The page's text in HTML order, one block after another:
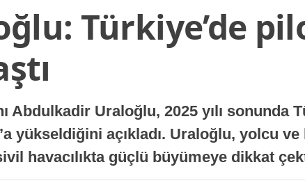
Türkiye’de
Abdulkadir Uraloğlu, 2025 yılı sonunda
yükseldiğini açıkladı. Uraloğlu, yolcu ve
havacılıkta güçlü büyümeye dikkat